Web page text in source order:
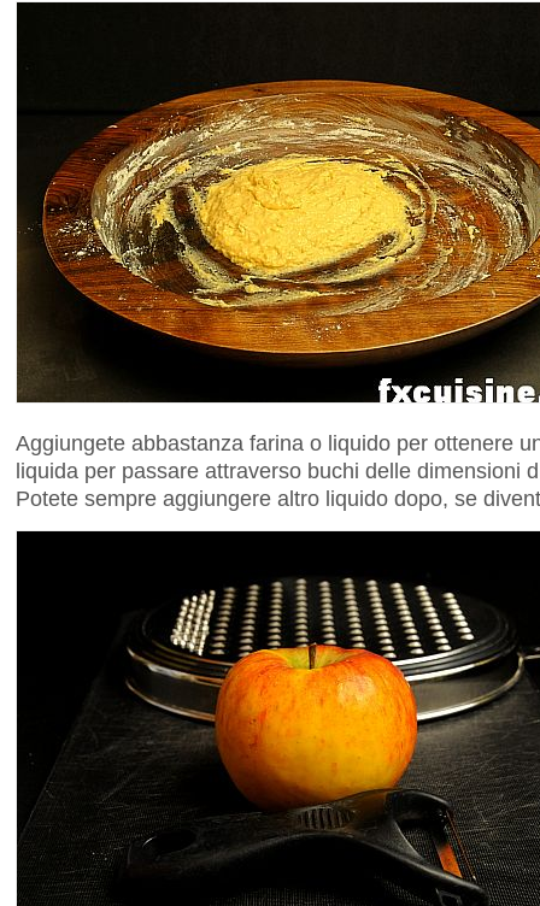
Aggiungete abbastanza farina o liquido per ottenere
liquida per passare attraverso buchi delle dimensioni
Potete sempre aggiungere altro liquido dopo, se